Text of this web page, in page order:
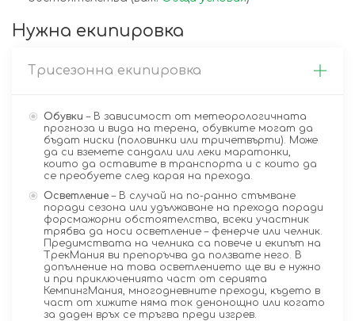
Нужна екипировка
Трисезонна екипировка
Обувки – В зависимост от метеорологичната
прогноза и вида на терена, обувките могат да
бъдат ниски (половинки или тричетвърти). Може
да си вземете сандали или леки маратонки,
които да оставите в транспорта и с които да
се преобуете след карая на прехода.
Осветление – В случай на по-ранно стъмване
поради сезона или удължаване на прехода поради
форсмажорни обстоятелства, всеки участник
трябва да носи осветление – фенерче или челник.
Предимствата на челника са повече и екипът на
ТрекМания ви препоръчва да ползвате него. В
допълнение на това осветлението ще ви е нужно
и при приключенията част от серията
КемпингМания, многодневните преходи, където в
част от хижите няма ток денонощно или когато
за даден връх се тръгва преди изгрев.